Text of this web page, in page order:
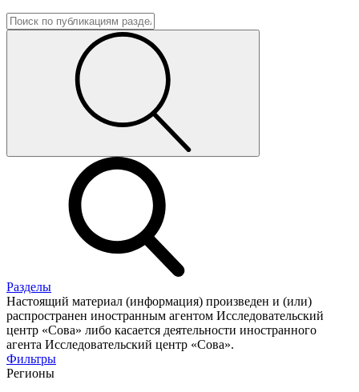
Разделы
Настоящий материал (информация) произведен и (или)
распространен иностранным агентом Исследовательский
центр «Сова» либо касается деятельности иностранного
агента Исследовательский центр «Сова».
Фильтры
Регионы